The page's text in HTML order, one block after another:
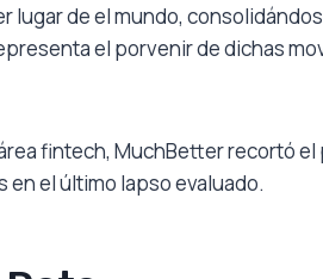
de el mundo,
el porvenir de dichas
fintech, MuchBetter recortó
el último lapso evaluado.